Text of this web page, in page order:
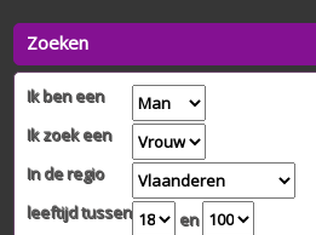
Zoeken
Ik ben een
Ik zoek een
In de regio
leeftijd tussen
en